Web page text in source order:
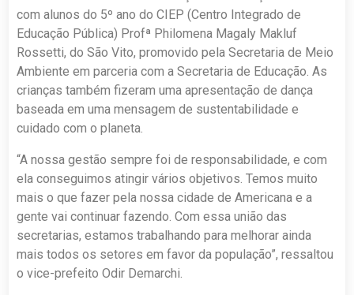
com alunos do 5º ano do CIEP (Centro Integrado de
Educação Pública) Profª Philomena Magaly Makluf
Rossetti, do São Vito, promovido pela Secretaria de Meio
Ambiente em parceria com a Secretaria de Educação. As
crianças também fizeram uma apresentação de dança
baseada em uma mensagem de sustentabilidade e
cuidado com o planeta.
“A nossa gestão sempre foi de responsabilidade, e com
ela conseguimos atingir vários objetivos. Temos muito
mais o que fazer pela nossa cidade de Americana e a
gente vai continuar fazendo. Com essa união das
secretarias, estamos trabalhando para melhorar ainda
mais todos os setores em favor da população”, ressaltou
o vice-prefeito Odir Demarchi.